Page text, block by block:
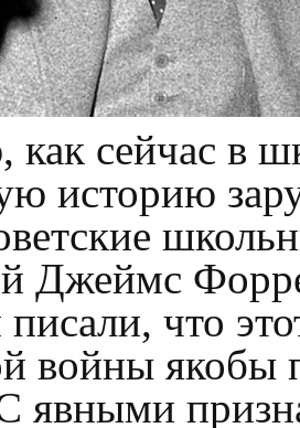
как сейчас в
историю
Джеймс
писали, что
войны якобы
явными